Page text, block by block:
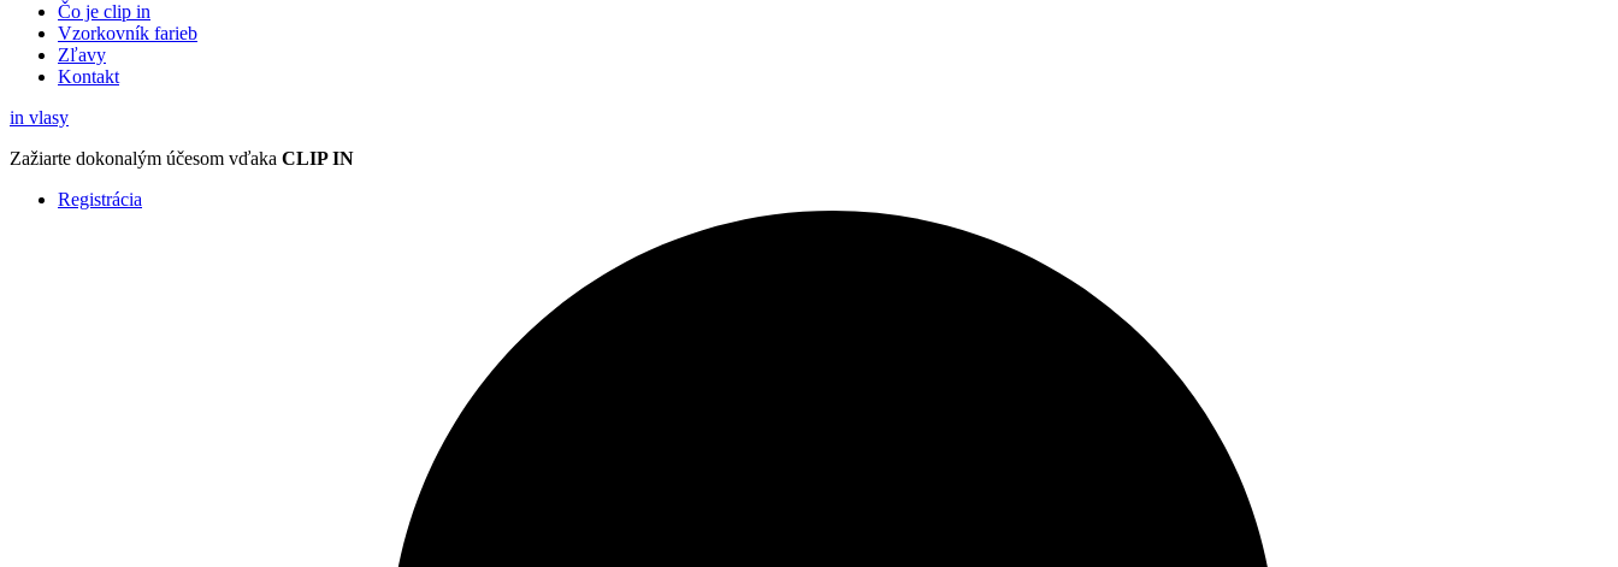
Čo je clip in
Vzorkovník farieb
Zľavy
Kontakt
in vlasy
Zažiarte dokonalým účesom vďaka CLIP IN
Registrácia